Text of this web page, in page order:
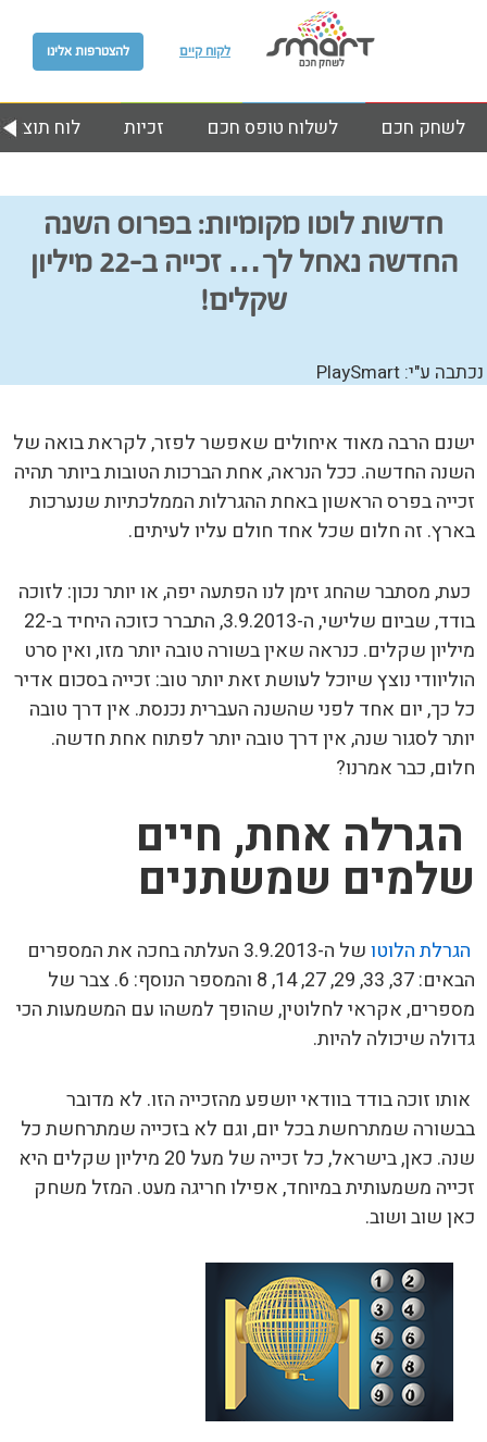
להצטרפות אלינו לקוח קיים
לוח זכיות לשלוח טופס חכם לשחק חכם
חדשות לוטו מקומיות: בפרוס השנה
החדשה נאחל לך… זכייה ב-22 מיליון
שקלים!
נכתבה ע"י: PlaySmart
ישנם הרבה מאוד איחולים שאפשר לפזר, לקראת בואה של
השנה החדשה. ככל הנראה, אחת הברכות הטובות ביותר תהיה
זכייה בפרס הראשון באחת ההגרלות הממלכתיות שנערכות
בארץ. זה חלום שכל אחד חולם עליו לעיתים.
כעת, מסתבר שהחג זימן לנו הפתעה יפה, או יותר נכון: לזוכה
בודד, שביום שלישי, ה-3.9.2013, התברר כזוכה היחיד ב-22
מיליון שקלים. כנראה שאין בשורה טובה יותר מזו, ואין סרט
הוליוודי נוצץ שיוכל לעושת זאת יותר טוב: זכייה בסכום אדיר
כל כך, יום אחד לפני שהשנה העברית נכנסת. אין דרך טובה
יותר לסגור שנה, אין דרך טובה יותר לפתוח אחת חדשה.
חלום, כבר אמרנו?
הגרלה אחת, חיים
שלמים שמשתנים
הגרלת הלוטו
של ה-3.9.2013 העלתה בחכה את המספרים
הבאים: 37, 33, 29, 27, 14, 8 והמספר הנוסף: 6. צבר של
מספרים, אקראי לחלוטין, שהופך למשהו עם המשמעות הכי
גדולה שיכולה להיות.
אותו זוכה בודד בוודאי יושפע מהזכייה הזו. לא מדובר
בבשורה שמתרחשת בכל יום, וגם לא בזכייה שמתרחשת כל
שנה. כאן, בישראל, כל זכייה של מעל 20 מיליון שקלים היא
זכייה משמעותית במיוחד, אפילו חריגה מעט. המזל משחק
כאן שוב ושוב.